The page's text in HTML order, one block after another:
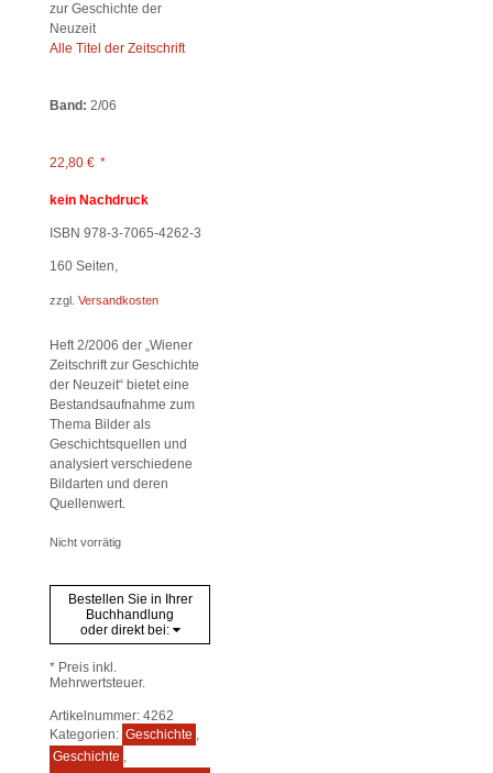
zur Geschichte der
Neuzeit
Alle Titel der Zeitschrift
Band: 2/06
22,80 € *
kein Nachdruck
ISBN 978-3-7065-4262-3
160 Seiten,
zzgl. Versandkosten
Heft 2/2006 der „Wiener
Zeitschrift zur Geschichte
der Neuzeit“ bietet eine
Bestandsaufnahme zum
Thema Bilder als
Geschichtsquellen und
analysiert verschiedene
Bildarten und deren
Quellenwert.
Nicht vorrätig
Bestellen Sie in Ihrer
Buchhandlung
oder direkt bei:
* Preis inkl.
Mehrwertsteuer.
Artikelnummer: 4262
Kategorien: Geschichte ,
Geschichte ,